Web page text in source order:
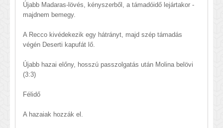
Újabb Madaras-lövés, kényszerből, a támadóidő lejártakor -
majdnem bemegy.
A Recco kivédekezik egy hátrányt, majd szép támadás
végén Deserti kapufát lő.
Újabb hazai előny, hosszú passzolgatás után Molina belövi
(3:3)
Félidő
A hazaiak hozzák el.